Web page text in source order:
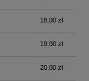
18,00 zł
19,00 zł
20,00 zł